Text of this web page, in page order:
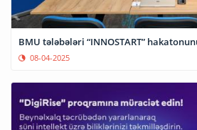
BMU tələbələri “INNOSTART”
08-04-2025